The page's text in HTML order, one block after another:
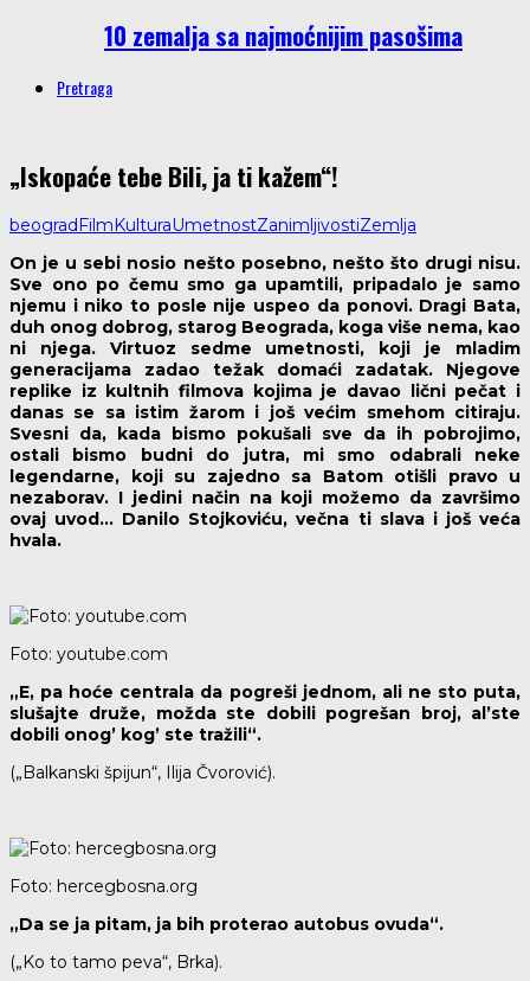
10 zemalja sa najmoćnijim pasošima
Pretraga
„Iskopaće tebe Bili, ja ti kažem“!
beograd Film KulturaUmetnostZanimljivostiZemlja
On je u sebi nosio nešto posebno, nešto što drugi nisu.
Sve ono po čemu smo ga upamtili, pripadalo je samo
njemu i niko to posle nije uspeo da ponovi. Dragi Bata,
duh onog dobrog, starog Beograda, koga više nema, kao
ni njega. Virtuoz sedme umetnosti, koji je mladim
generacijama zadao težak domaći zadatak. Njegove
replike iz kultnih filmova kojima je davao lični pečat i
danas se sa istim žarom i još većim smehom citiraju.
Svesni da, kada bismo pokušali sve da ih pobrojimo,
ostali bismo budni do jutra, mi smo odabrali neke
legendarne, koji su zajedno sa Batom otišli pravo u
nezaborav. I jedini način na koji možemo da završimo
ovaj uvod… Danilo Stojkoviću, večna ti slava i još veća
hvala.
Foto: youtube.com
„E, pa hoće centrala da pogreši jednom, ali ne sto puta,
slušajte druže, možda ste dobili pogrešan broj, al’ste
dobili onog’ kog’ ste tražili“.
(„Balkanski špijun“, Ilija Čvorović).
Foto: hercegbosna.org
„Da se ja pitam, ja bih proterao autobus ovuda“.
(„Ko to tamo peva“, Brka).